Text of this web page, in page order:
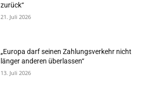
zurück“
21. Juli 2026
„Europa darf seinen Zahlungsverkehr nicht
länger anderen überlassen“
13. Juli 2026